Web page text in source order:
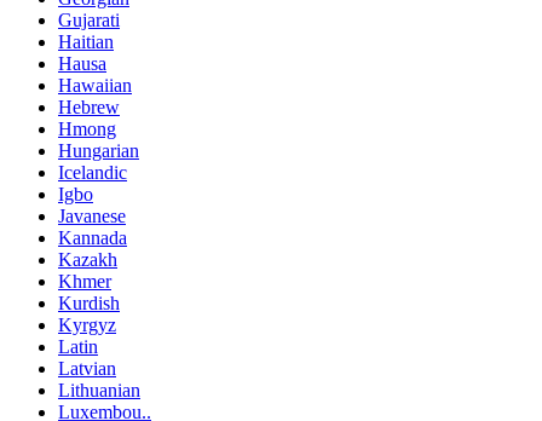
Gujarati
Haitian
Hausa
Hawaiian
Hebrew
Hmong
Hungarian
Icelandic
Igbo
Javanese
Kannada
Kazakh
Khmer
Kurdish
Kyrgyz
Latin
Latvian
Lithuanian
Luxembou..